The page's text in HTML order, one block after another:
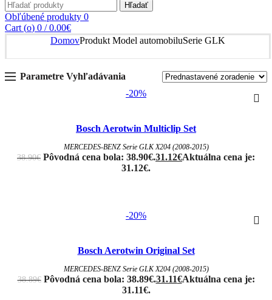
Hľadať
Obľúbené produkty 0
Cart (o) 0 / 0.00€
DomovProdukt Model automobiluSerie GLK
Parametre Vyhľadávania
-20%
Bosch Aerotwin Multiclip Set
MERCEDES-BENZ Serie GLK X204 (2008-2015)
38.90€ Pôvodná cena bola: 38.90€.31.12€Aktuálna cena je:
31.12€.
-20%
Bosch Aerotwin Original Set
MERCEDES-BENZ Serie GLK X204 (2008-2015)
38.89€ Pôvodná cena bola: 38.89€.31.11€Aktuálna cena je:
31.11€.